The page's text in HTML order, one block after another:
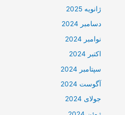
ژانویه 2025
دسامبر 2024
نوامبر 2024
اکتبر 2024
سپتامبر 2024
آگوست 2024
جولای 2024